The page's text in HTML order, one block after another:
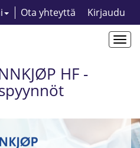
Ota yhteyttä Kirjaudu
HF -